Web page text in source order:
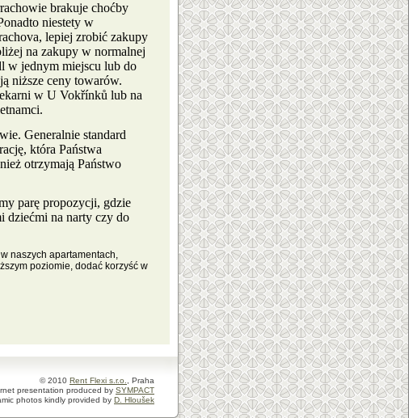
brakuje choćby
niestety w
lepiej zrobić zakupy
na zakupy w normalnej
w jednym miejscu lub do
niższe ceny towarów.
w U Vokřínků lub na
Generalnie standard
która Państwa
otrzymają Państwo
parę propozycji, gdzie
dziećmi na narty czy do
naszych apartamentach,
poziomie, dodać korzyść w
© 2010 Rent Flexi s.r.o.
, Praha
presentation produced by SYMPACT
photos kindly provided by D. Hloušek